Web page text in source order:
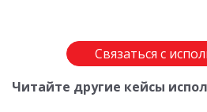
Связаться с
Читайте другие кейсы